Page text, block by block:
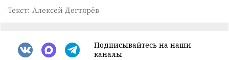
Текст: Алексей Дегтярёв
Подписывайтесь на наши
каналы